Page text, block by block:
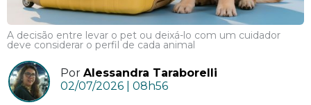
A decisão entre levar o pet ou deixá-lo com um cuidador
deve considerar o perfil de cada animal
Por Alessandra Taraborelli
02/07/2026 | 08h56